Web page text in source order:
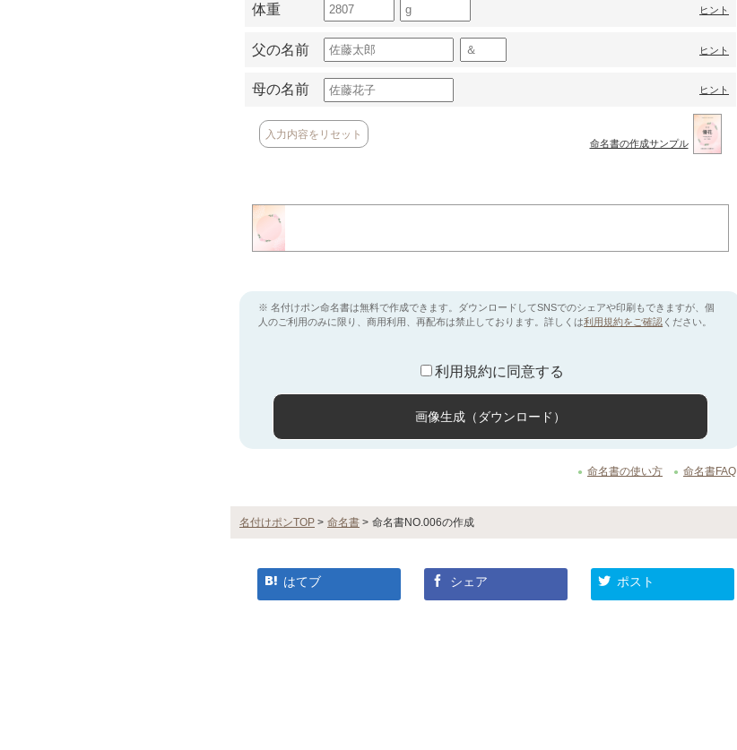
体重 ヒント
父の名前 ヒント
母の名前 ヒント
入力内容をリセット
命名書の作成サンプル
※ 名付けポン命名書は無料で作成できます。ダウンロードしてSNSでのシェアや印刷もできますが、個
人のご利用のみに限り、商用利用、再配布は禁止しております。詳しくは利用規約をご確認 ください。
利用規約に同意する
画像生成（ダウンロード）
命名書の使い方 命名書FAQ
名付けポンTOP > 命名書 > 命名書NO.006の作成
はてブ シェア ポスト